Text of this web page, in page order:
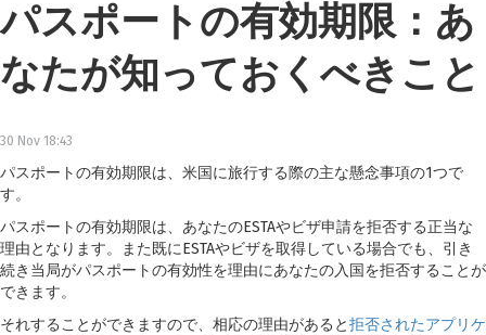
パスポートの有効期限：あ
なたが知っておくべきこと
30 Nov 18:43
パスポートの有効期限は、米国に旅行する際の主な懸念事項の1つで
す。
パスポートの有効期限は、あなたのESTAやビザ申請を拒否する正当な
理由となります。また既にESTAやビザを取得している場合でも、引き
続き当局がパスポートの有効性を理由にあなたの入国を拒否することが
できます。
それすることができますので、相応の理由があると拒否されたアプリケ